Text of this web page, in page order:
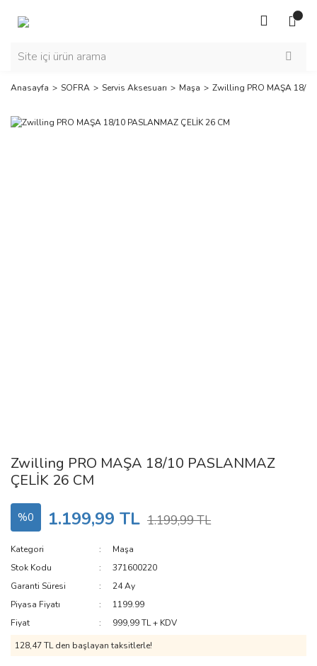
Anasayfa SOFRA Servis Aksesuarı Maşa Zwilling PRO MAŞA 18/10
Zwilling PRO MAŞA 18/10 PASLANMAZ
ÇELİK 26 CM
%0 1.199,99 TL 1.199,99 TL
Kategori
Maşa
Stok Kodu
371600220
Garanti Süresi
24 Ay
Piyasa Fiyatı
1199.99
Fiyat
999,99 TL + KDV
128,47 TL den başlayan taksitlerle!